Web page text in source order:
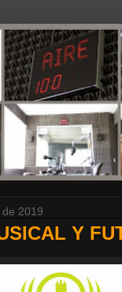
2019
Y